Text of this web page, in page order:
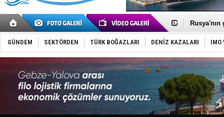
Keşfedildi:
D-Marin,
Van’da
ASEAN ilk
TAYK -
İstanbul
Tersane
İngiliz
FESCO,
GÜNDEM SEKTÖRDEN TÜRK BOĞAZLARI DENİZ KAZALARI IMO